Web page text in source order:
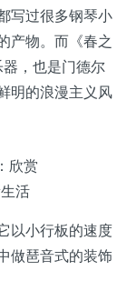
写过很多钢琴小
产物。而《春之
，也是门德尔
明的浪漫主义风
以小行板的速度
做琶音式的装饰